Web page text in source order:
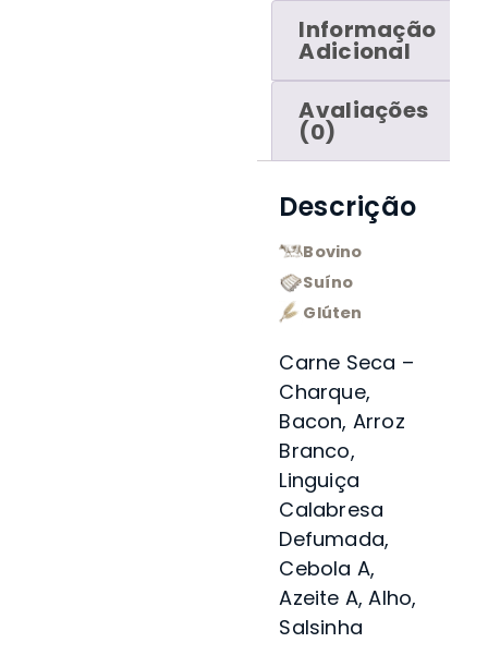
Informação
Adicional
Avaliações
(0)
Descrição
Bovino
Suíno
Glúten
Carne Seca –
Charque,
Bacon, Arroz
Branco,
Linguiça
Calabresa
Defumada,
Cebola A,
Azeite A, Alho,
Salsinha